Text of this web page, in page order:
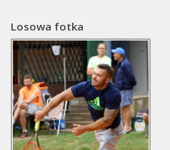
Losowa fotka